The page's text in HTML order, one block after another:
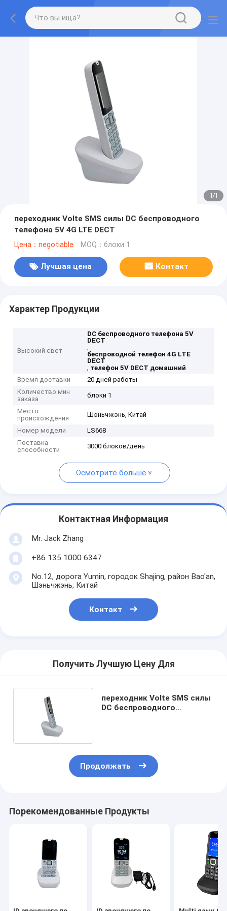
1/1
переходник Volte SMS силы DC беспроводного
телефона 5V 4G LTE DECT
Цена：negotiable MOQ：блоки 1
Лучшая цена Контакт
Характер Продукции
Высокий свет
DC беспроводного телефона 5V
DECT
,
беспроводной телефон 4G LTE
DECT
, телефон 5V DECT домашний
Время доставки
20 дней работы
Количество мин
заказа
блоки 1
Место
происхождения
Шэньчжэнь, Китай
Номер модели
LS668
Поставка
способности
3000 блоков/день
Осмотрите больше
Контактная Информация
Mr. Jack Zhang
+86 135 1000 6347
No.12, дорога Yumin, городок Shajing, район Bao'an,
Шэньчжэнь, Китай
Контакт
Получить Лучшую Цену Для
переходник Volte SMS силы
DC беспроводного
Продолжать
Порекомендованные Продукты